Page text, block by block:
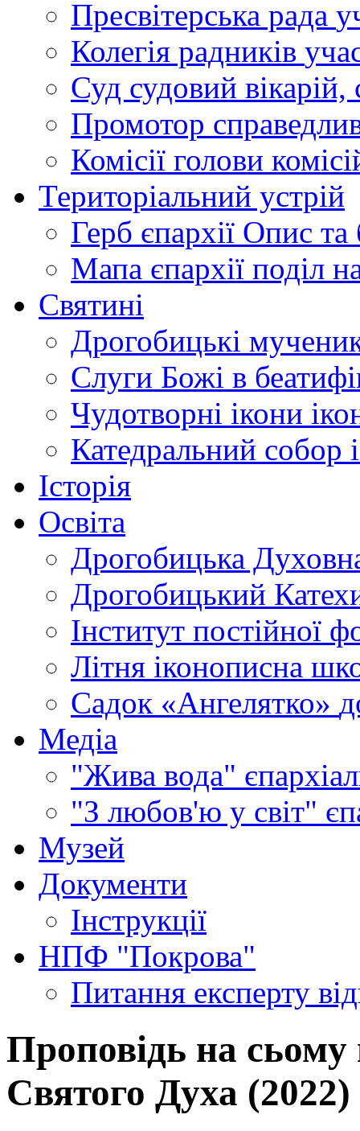
Пресвітерська рада
Колегія радників
Суд судовий вікарій,
Промотор
Комісії голови
Територіальний устрій
Герб єпархії Опис та
Мапа єпархії поділ
Святині
Дрогобицькі
Слуги Божі в
Чудотворні ікони
Катедральний собор
Історія
Освіта
Дрогобицька
Дрогобицький
Інститут постійної
Літня іконописна
Садок «Ангелятко»
Медіа
"Жива вода"
"З любов'ю у світ"
Музей
Документи
Інструкції
НПФ "Покрова"
Питання експерту
Проповідь на сьому
Святого Духа (2022)